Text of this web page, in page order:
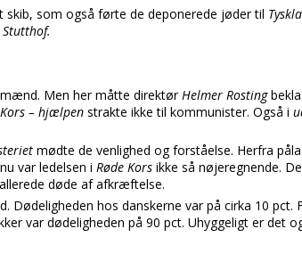
skib, som også førte de deponerede jøder til
Stutthof.
Men her måtte direktørHelmer Rosting
– hjælpen strakte ikke til kommunister. Også i
mødte de venlighed og forståelse. Herfra
var ledelsen i Røde Kors ikke så nøjeregnende.
døde af afkræftelse.
Dødeligheden hos danskerne var på cirka 10 pct.
var dødeligheden på 90 pct. Uhyggeligt er det